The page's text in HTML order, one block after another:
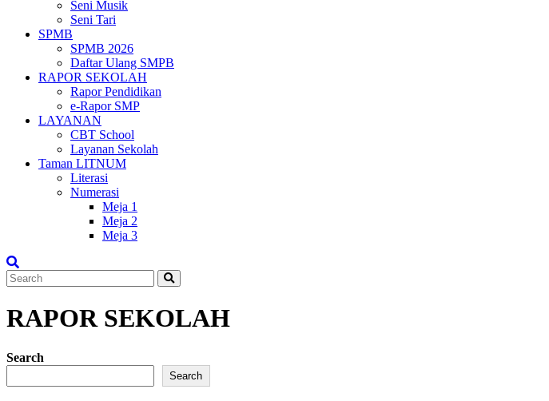
Seni Musik
Seni Tari
SPMB
SPMB 2026
Daftar Ulang SMPB
RAPOR SEKOLAH
Rapor Pendidikan
e-Rapor SMP
LAYANAN
CBT School
Layanan Sekolah
Taman LITNUM
Literasi
Numerasi
Meja 1
Meja 2
Meja 3
RAPOR SEKOLAH
Search
Search